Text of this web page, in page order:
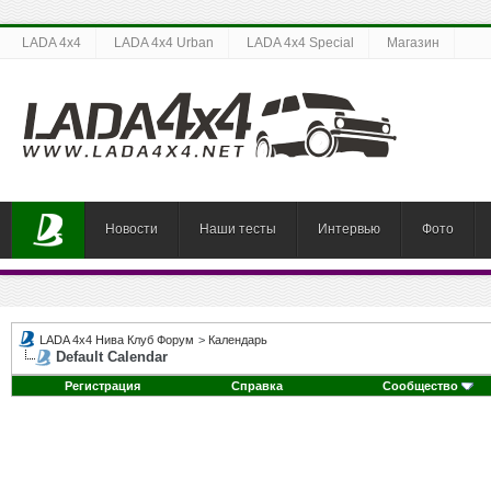
LADA 4x4 LADA 4x4 Urban LADA 4x4 Special Магазин
Новости Наши тесты Интервью Фото
LADA 4x4 Нива Клуб Форум > Календарь
Default Calendar
Регистрация Справка Сообщество